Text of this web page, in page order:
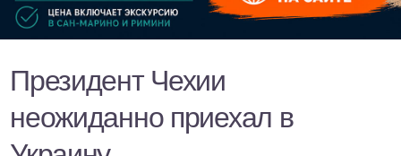
Президент Чехии
неожиданно приехал в